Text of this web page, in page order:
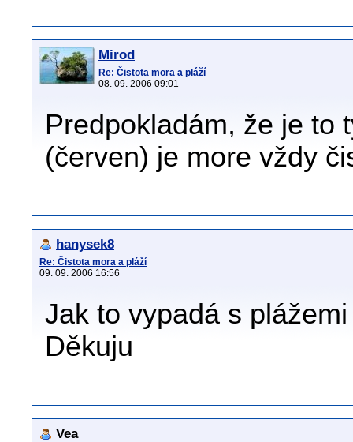
Mirod
Re: Čistota mora a pláží
08. 09. 2006 09:01
Predpokladám, že je to
(červen) je more vždy
hanysek8
Re: Čistota mora a pláží
09. 09. 2006 16:56
Jak to vypadá s
Děkuju
Vea